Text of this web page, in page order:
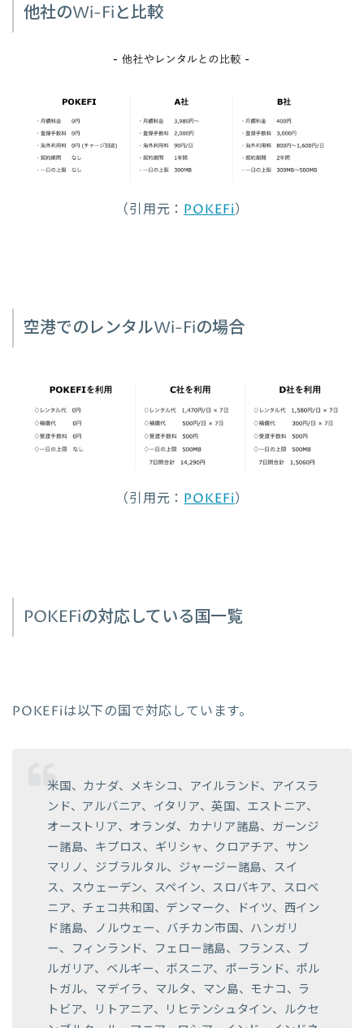
他社のWi-Fiと比較
（引用元： POKEFi）
空港でのレンタルWi-Fiの場合
（引用元：POKEFi）
POKEFiの対応している国一覧
POKEFiは以下の国で対応しています。
米国、カナダ、メキシコ、アイルランド、アイスラ
ンド、アルバニア、イタリア、英国、エストニア、
オーストリア、オランダ、カナリア諸島、ガーンジ
ー諸島、キプロス、ギリシャ、クロアチア、サン
マリノ、ジブラルタル、ジャージー諸島、スイ
ス、スウェーデン、スペイン、スロバキア、スロベ
ニア、チェコ共和国、デンマーク、ドイツ、西イン
ド諸島、ノルウェー、バチカン市国、ハンガリ
ー、フィンランド、フェロー諸島、フランス、ブ
ルガリア、ベルギー、ボスニア、ポーランド、ポル
トガル、マデイラ、マルタ、マン島、モナコ、ラ
トビア、リトアニア、リヒテンシュタイン、ルクセ